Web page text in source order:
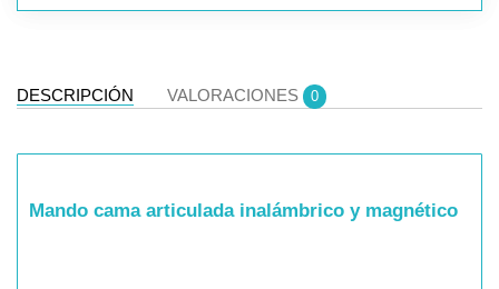
DESCRIPCIÓN VALORACIONES 0
Mando cama articulada inalámbrico y magnético